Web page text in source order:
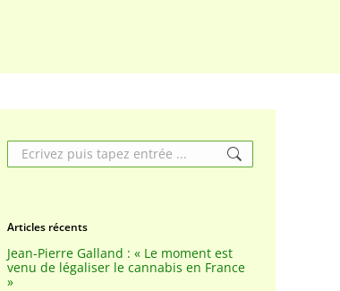
Search:
Articles récents
Jean-Pierre Galland : « Le moment est
venu de légaliser le cannabis en France
»